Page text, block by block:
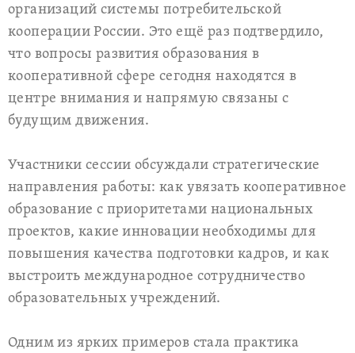
организаций системы потребительской
кооперации России. Это ещё раз подтвердило,
что вопросы развития образования в
кооперативной сфере сегодня находятся в
центре внимания и напрямую связаны с
будущим движения.
Участники сессии обсуждали стратегические
направления работы: как увязать кооперативное
образование с приоритетами национальных
проектов, какие инновации необходимы для
повышения качества подготовки кадров, и как
выстроить международное сотрудничество
образовательных учреждений.
Одним из ярких примеров стала практика